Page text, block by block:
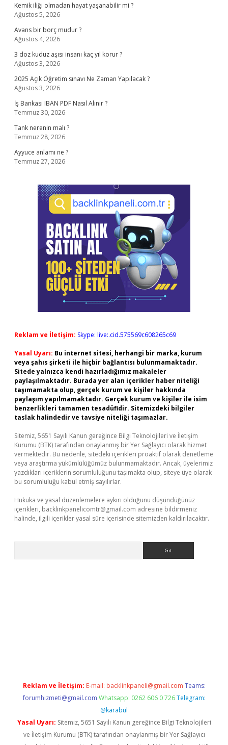
Kemik iliği olmadan hayat yaşanabilir mi ?
Ağustos 5, 2026
Avans bir borç mudur ?
Ağustos 4, 2026
3 doz kuduz aşısı insanı kaç yıl korur ?
Ağustos 3, 2026
2025 Açık Öğretim sınavı Ne Zaman Yapılacak ?
Ağustos 3, 2026
İş Bankası IBAN PDF Nasıl Alınır ?
Temmuz 30, 2026
Tank nerenin malı ?
Temmuz 28, 2026
Ayyuce anlamı ne ?
Temmuz 27, 2026
Reklam ve İletişim: Skype: live:.cid.575569c608265c69
Yasal Uyarı: Bu internet sitesi, herhangi bir marka, kurum
veya şahıs şirketi ile hiçbir bağlantısı bulunmamaktadır.
Sitede yalnızca kendi hazırladığımız makaleler
paylaşılmaktadır. Burada yer alan içerikler haber niteliği
taşımamakta olup, gerçek kurum ve kişiler hakkında
paylaşım yapılmamaktadır. Gerçek kurum ve kişiler ile isim
benzerlikleri tamamen tesadüfidir. Sitemizdeki bilgiler
taslak halindedir ve tavsiye niteliği taşımazlar.
Sitemiz, 5651 Sayılı Kanun gereğince Bilgi Teknolojileri ve İletişim
Kurumu (BTK) tarafından onaylanmış bir Yer Sağlayıcı olarak hizmet
vermektedir. Bu nedenle, sitedeki içerikleri proaktif olarak denetleme
veya araştırma yükümlülüğümüz bulunmamaktadır. Ancak, üyelerimiz
yazdıkları içeriklerin sorumluluğunu taşımakta olup, siteye üye olarak
bu sorumluluğu kabul etmiş sayılırlar.
Hukuka ve yasal düzenlemelere aykırı olduğunu düşündüğünüz
içerikleri, backlinkpanelicomtr@gmail.com adresine bildirmeniz
halinde, ilgili içerikler yasal süre içerisinde sitemizden kaldırılacaktır.
Reklam ve İletişim: E-mail: backlinkpaneli@gmail.com Teams:
forumhizmeti@gmail.com Whatsapp: 0262 606 0 726 Telegram:
@karabul
Yasal Uyarı: Sitemiz, 5651 Sayılı Kanun gereğince Bilgi Teknolojileri
ve İletişim Kurumu (BTK) tarafından onaylanmış bir Yer Sağlayıcı